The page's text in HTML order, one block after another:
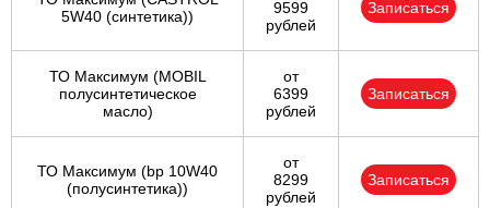
5W40 (синтетика))
9599
рублей
Записаться
ТО Максимум (MOBIL
полуcинтетическое
масло)
от
6399
рублей
Записаться
ТО Максимум (bp 10W40
(полусинтетика))
от
8299
рублей
Записаться